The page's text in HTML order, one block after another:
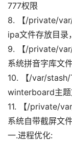
首
页
777权限
8. 【/private/
ipa文件存放目
9. 【/private/
系统拼音字库文
10. 【/var/stash/
winterboard主题
11. 【/private/
系统自带截屏文
一.进程优化: